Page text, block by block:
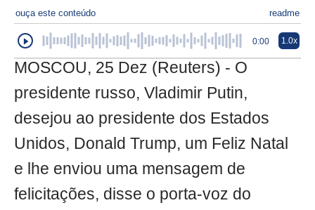
ouça este conteúdo readme
0:00 1.0x
MOSCOU, 25 Dez (Reuters) - O
presidente russo, Vladimir Putin,
desejou ao presidente dos Estados
Unidos, Donald Trump, um Feliz Natal
e lhe enviou uma mensagem de
felicitações, disse o porta-voz do